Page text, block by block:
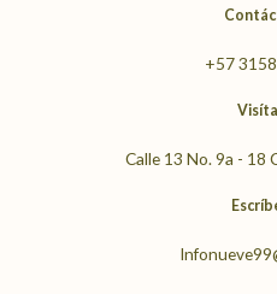
s
a
+57
Calle 13 No. 9a - 18